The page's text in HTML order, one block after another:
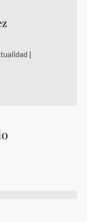
|